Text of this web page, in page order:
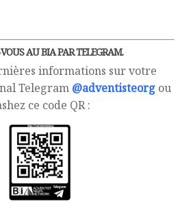
AU BIA PAR TELEGRAM.
informations sur votre
Telegram @adventisteorg ou
ce code QR :